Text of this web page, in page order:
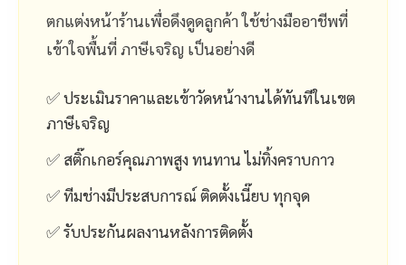
ตกแต่งหน้าร้านเพื่อดึงดูดลูกค้า ใช้ช่างมืออาชีพที่
เข้าใจพื้นที่ ภาษีเจริญ เป็นอย่างดี
✅ ประเมินราคาและเข้าวัดหน้างานได้ทันทีในเขต
ภาษีเจริญ
✅ สติ๊กเกอร์คุณภาพสูง ทนทาน ไม่ทิ้งคราบกาว
✅ ทีมช่างมีประสบการณ์ ติดตั้งเนี๊ยบ ทุกจุด
✅ รับประกันผลงานหลังการติดตั้ง